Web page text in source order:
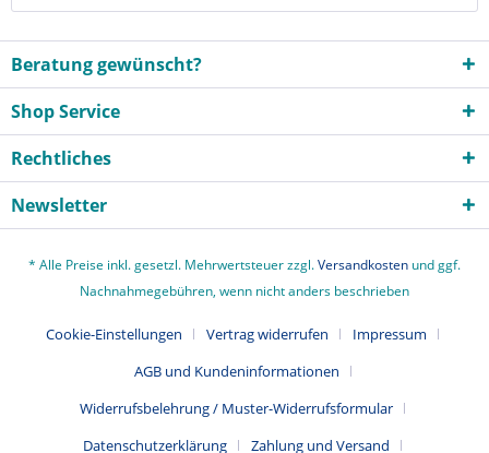
Beratung gewünscht?
Shop Service
Rechtliches
Newsletter
* Alle Preise inkl. gesetzl. Mehrwertsteuer zzgl.Versandkosten und ggf.
Nachnahmegebühren, wenn nicht anders beschrieben
Cookie-Einstellungen Vertrag widerrufen
Impressum
AGB und Kundeninformationen
Widerrufsbelehrung / Muster-Widerrufsformular
Datenschutzerklärung
Zahlung und Versand